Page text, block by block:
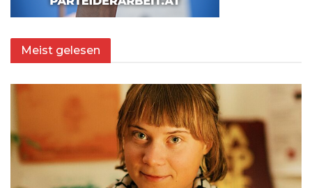
Meist gelesen